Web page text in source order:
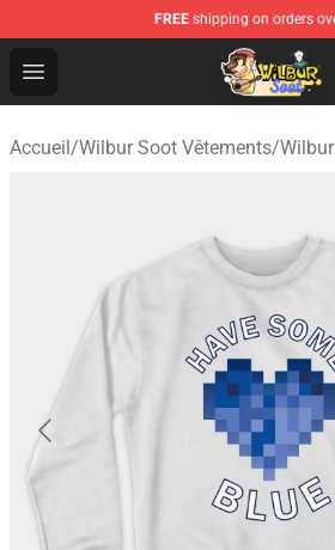
FREE shipping on orders
Open menu
Wilbur Soot Shop - Official
Accueil/Wilbur Soot Vêtements/